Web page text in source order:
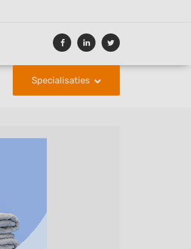
Specialisaties